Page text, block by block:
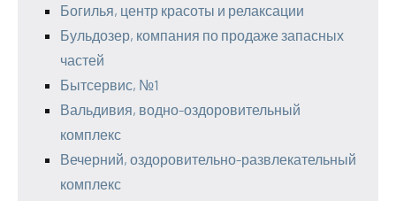
Богилья, центр красоты и релаксации
Бульдозер, компания по продаже запасных
частей
Бытсервис, №1
Вальдивия, водно-оздоровительный
комплекс
Вечерний, оздоровительно-развлекательный
комплекс